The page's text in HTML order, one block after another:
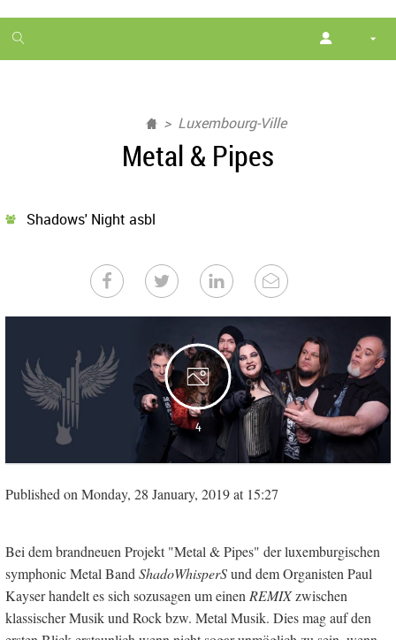
1
month
Luxembourg-Ville
Metal & Pipes
Shadows' Night asbl
4
Published on Monday, 28 January, 2019 at 15:27
Bei dem brandneuen Projekt "Metal & Pipes" der luxemburgischen
symphonic Metal Band ShadoWhisperSund dem Organisten Paul
Kayser handelt es sich sozusagen um einen REMIXzwischen
klassischer Musik und Rock bzw. Metal Musik. Dies mag auf den